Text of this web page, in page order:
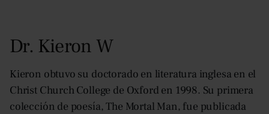
Dr. Kieron W
Kieron obtuvo su doctorado en literatura inglesa en el
Christ Church College de Oxford en 1998. Su primera
colección de poesía, The Mortal Man, fue publicada